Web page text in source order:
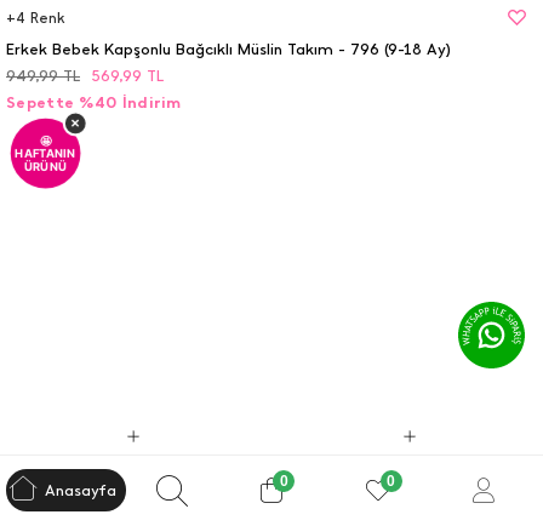
Sepette %40 İndirim
569,99 TL
949,99 TL
+4 Renk
Erkek Bebek Kapşonlu Bağcıklı Müslin Takım - 796 (9-18 Ay)
+4 Renk +
Anasayfa 0 0
🤩
HAFTANIN
ÜRÜNÜ
×